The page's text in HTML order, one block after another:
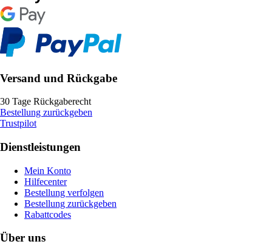
Versand und Rückgabe
30 Tage Rückgaberecht
Bestellung zurückgeben
Trustpilot
Dienstleistungen
Mein Konto
Hilfecenter
Bestellung verfolgen
Bestellung zurückgeben
Rabattcodes
Über uns